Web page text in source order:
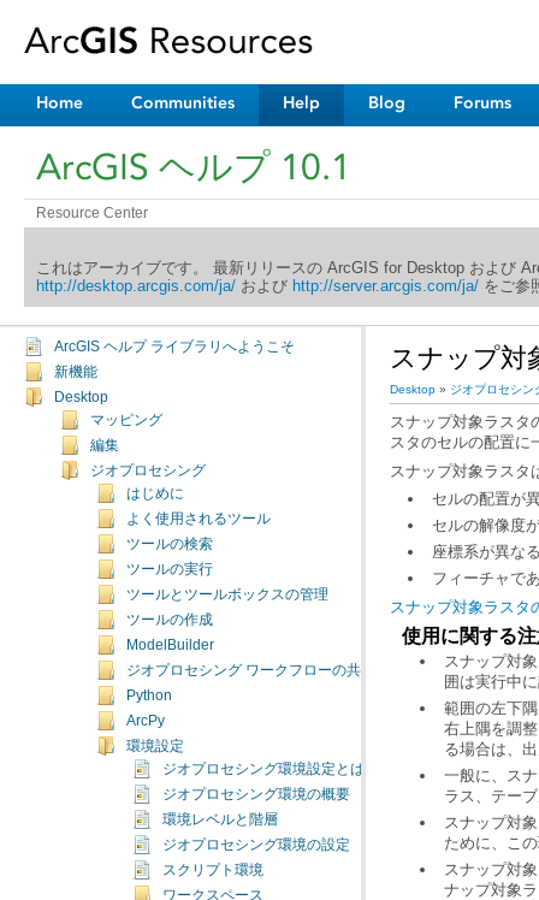
Home Communities Help Blog Forums
ArcGIS ヘルプ 10.1
Resource Center
これはアーカイブです。 最新リリースの ArcGIS for Desktop および
http://desktop.arcgis.com/ja/および http://server.arcgis.com/ja/をご参
ArcGIS ヘルプ ライブラリへようこそ
新機能
Desktop
マッピング
編集
ジオプロセシング
はじめに
よく使用されるツール
ツールの検索
ツールの実行
ツールとツールボックスの管理
ツールの作成
ModelBuilder
ジオプロセシング ワークフローの共有
Python
ArcPy
環境設定
ジオプロセシング環境設定とは
ジオプロセシング環境の概要
環境レベルと階層
ジオプロセシング環境の設定
スクリプト環境
ワークスペース
スナップ対
Desktop » ジオプロセシン
スタのセルの配置に
スナップ対象ラスタ
セルの配置が
セルの解像度
座標系が異な
フィーチャで
スナップ対象ラスタ
使用に関する
囲は実行中
る場合は、
ラス、テー
ために、こ